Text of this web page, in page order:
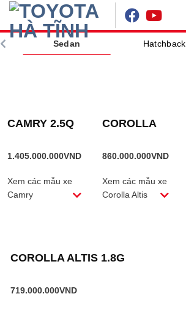
Skip
content
Sedan Hatchback
CAMRY 2.5Q
1.405.000.000VND
Xem các mẫu xe
Camry
COROLLA
1.8HEV
860.000.000VND
Xem các mẫu xe
Corolla Altis
TRANG
ALTIS
COROLLA ALTIS 1.8G
719.000.000VND